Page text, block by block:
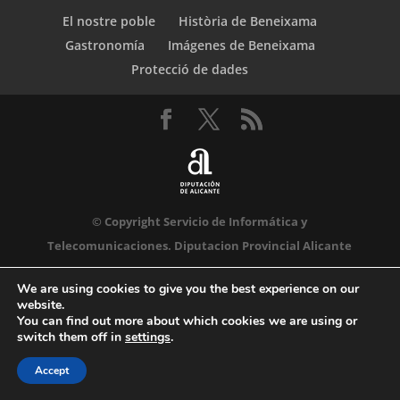
El nostre poble
Història de Beneixama
Gastronomía
Imágenes de Beneixama
Protecció de dades
© Copyright Servicio de Informática y
Telecomunicaciones. Diputacion Provincial Alicante
We are using cookies to give you the best experience on our
website.
You can find out more about which cookies we are using or
switch them off in settings.
Accept